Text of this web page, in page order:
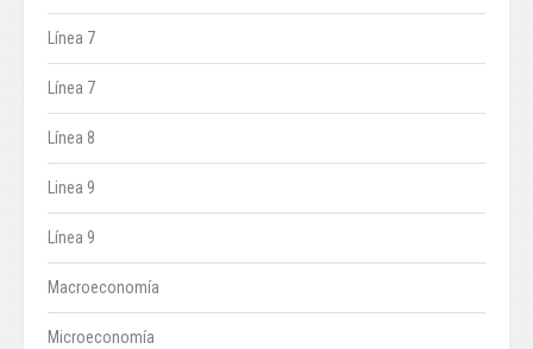
Línea 7
Línea 7
Línea 8
Linea 9
Línea 9
Macroeconomía
Microeconomía